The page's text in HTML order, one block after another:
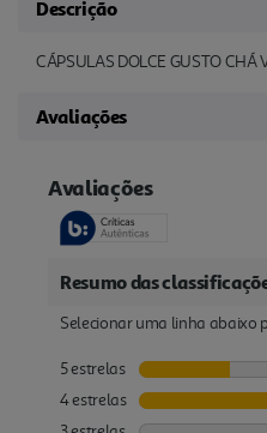
Descrição
CÁPSULAS DOLCE GUSTO CHÁ
Avaliações